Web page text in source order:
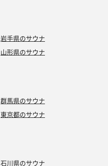
岩手県のサウナ
山形県のサウナ
群馬県のサウナ
東京都のサウナ
石川県のサウナ